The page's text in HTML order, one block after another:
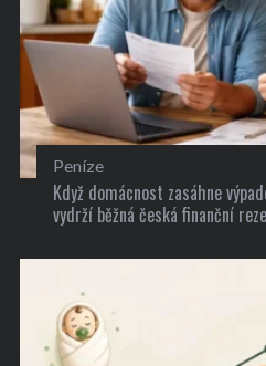
Peníze
Když domácnost zasáhne
vydrží běžná česká finanční